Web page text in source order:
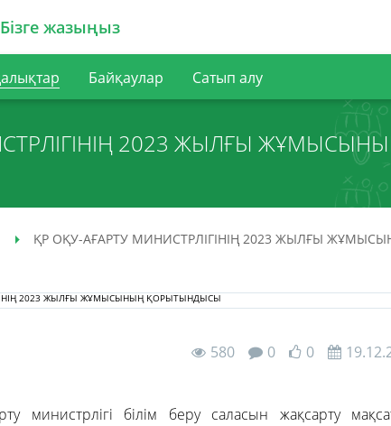
Бізге жазыңыз
Байқаулар Сатып алу
2023 ЖЫЛҒЫ
ҚР ОҚУ-АҒАРТУ МИНИСТРЛІГІНІҢ 2023 ЖЫЛҒЫ
580 0 0
министрлігі білім беру саласын жақсарту